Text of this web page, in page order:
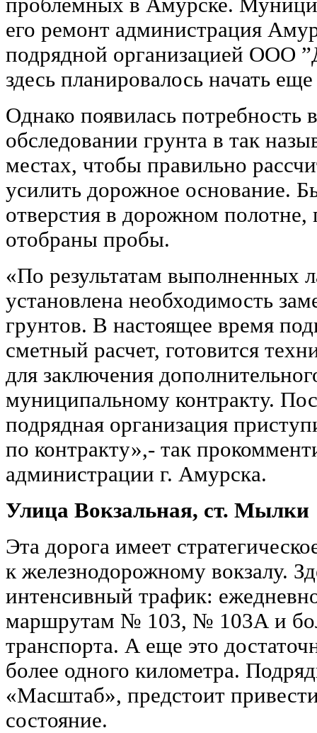
проблемных в Амурске.
его ремонт администрация
подрядной организацией ООО
здесь планировалось начать
Однако появилась потребность
обследовании грунта в так
местах, чтобы правильно
усилить дорожное основание.
отверстия в дорожном
отобраны пробы.
«По результатам выполненных
установлена необходимость
грунтов. В настоящее время
сметный расчет, готовится
для заключения
муниципальному контракту.
подрядная организация
по контракту»,- так
администрации г. Амурска.
Улица Вокзальная, ст. Мылки
Эта дорога имеет
к железнодорожному вокзалу.
интенсивный трафик:
маршрутам № 103, № 103А и
транспорта. А еще это
более одного километра.
«Масштаб», предстоит
состояние.